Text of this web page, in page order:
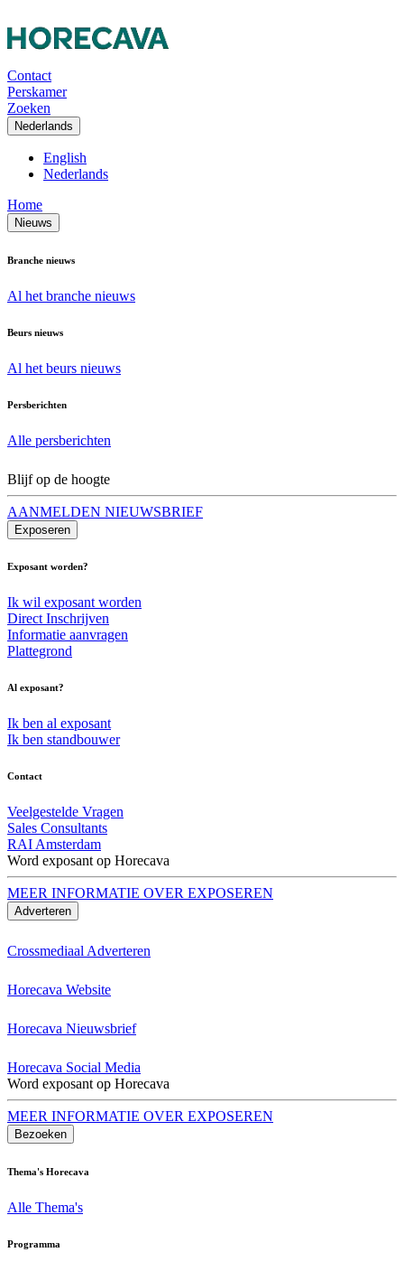
Contact
Perskamer
Zoeken
Nederlands
English
Nederlands
Home
Nieuws
Branche nieuws
Al het branche nieuws
Beurs nieuws
Al het beurs nieuws
Persberichten
Alle persberichten
Blijf op de hoogte
AANMELDEN NIEUWSBRIEF
Exposeren
Exposant worden?
Ik wil exposant worden
Direct Inschrijven
Informatie aanvragen
Plattegrond
Al exposant?
Ik ben al exposant
Ik ben standbouwer
Contact
Veelgestelde Vragen
Sales Consultants
RAI Amsterdam
Word exposant op Horecava
MEER INFORMATIE OVER EXPOSEREN
Adverteren
Crossmediaal Adverteren
Horecava Website
Horecava Nieuwsbrief
Horecava Social Media
Word exposant op Horecava
MEER INFORMATIE OVER EXPOSEREN
Bezoeken
Thema's Horecava
Alle Thema's
Programma